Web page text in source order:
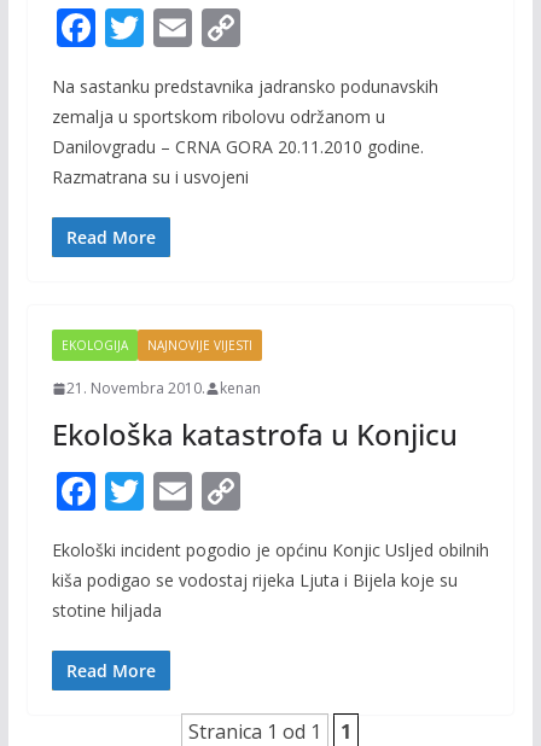
F
ac
e
b
o
o
k
T
itt
er
E
ai
l
C
p
y
Li
Na sastanku predstavnika jadransko podunavskih
zemalja u sportskom ribolovu održanom u
Danilovgradu – CRNA GORA 20.11.2010 godine.
Razmatrana su i usvojeni
Read More
EKOLOGIJA NAJNOVIJE VIJESTI
21. Novembra 2010. kenan
Ekološka katastrofa u Konjicu
F
ac
e
b
o
o
T
w
itt
er
E
ai
C
p
y
k
Ekološki incident pogodio je općinu Konjic Usljed obilnih
kiša podigao se vodostaj rijeka Ljuta i Bijela koje su
stotine hiljada
Read More
Stranica 1 od 1 1